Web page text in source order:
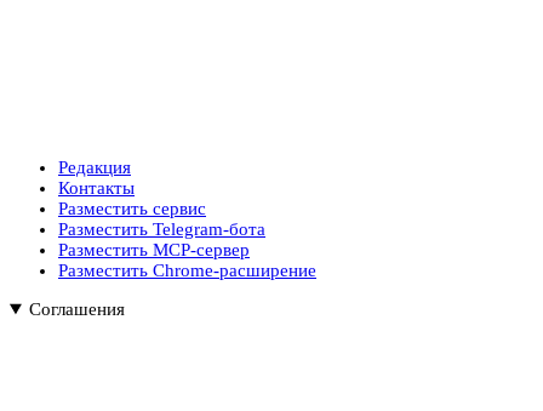
Редакция
Контакты
Разместить сервис
Разместить Telegram-бота
Разместить MCP-сервер
Разместить Chrome-расширение
Соглашения